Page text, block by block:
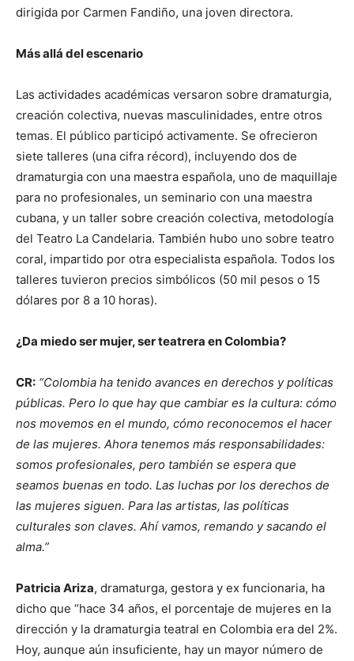
dirigida por Carmen Fandiño, una joven directora.
Más allá del escenario
Las actividades académicas versaron sobre dramaturgia,
creación colectiva, nuevas masculinidades, entre otros
temas. El público participó activamente. Se ofrecieron
siete talleres (una cifra récord), incluyendo dos de
dramaturgia con una maestra española, uno de maquillaje
para no profesionales, un seminario con una maestra
cubana, y un taller sobre creación colectiva, metodología
del Teatro La Candelaria. También hubo uno sobre teatro
coral, impartido por otra especialista española. Todos los
talleres tuvieron precios simbólicos (50 mil pesos o 15
dólares por 8 a 10 horas).
¿Da miedo ser mujer, ser teatrera en Colombia?
CR: “Colombia ha tenido avances en derechos y políticas
públicas. Pero lo que hay que cambiar es la cultura: cómo
nos movemos en el mundo, cómo reconocemos el hacer
de las mujeres. Ahora tenemos más responsabilidades:
somos profesionales, pero también se espera que
seamos buenas en todo. Las luchas por los derechos de
las mujeres siguen. Para las artistas, las políticas
culturales son claves. Ahí vamos, remando y sacando el
alma.”
Patricia Ariza, dramaturga, gestora y ex funcionaria, ha
dicho que “hace 34 años, el porcentaje de mujeres en la
dirección y la dramaturgia teatral en Colombia era del 2%.
Hoy, aunque aún insuficiente, hay un mayor número de